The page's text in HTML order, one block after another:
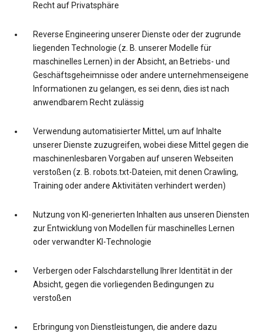
Recht auf Privatsphäre
Reverse Engineering unserer Dienste oder der zugrunde
liegenden Technologie (z. B. unserer Modelle für
maschinelles Lernen) in der Absicht, an Betriebs- und
Geschäftsgeheimnisse oder andere unternehmenseigene
Informationen zu gelangen, es sei denn, dies ist nach
anwendbarem Recht zulässig
Verwendung automatisierter Mittel, um auf Inhalte
unserer Dienste zuzugreifen, wobei diese Mittel gegen die
maschinenlesbaren Vorgaben auf unseren Webseiten
verstoßen (z. B. robots.txt-Dateien, mit denen Crawling,
Training oder andere Aktivitäten verhindert werden)
Nutzung von KI-generierten Inhalten aus unseren Diensten
zur Entwicklung von Modellen für maschinelles Lernen
oder verwandter KI-Technologie
Verbergen oder Falschdarstellung Ihrer Identität in der
Absicht, gegen die vorliegenden Bedingungen zu
verstoßen
Erbringung von Dienstleistungen, die andere dazu